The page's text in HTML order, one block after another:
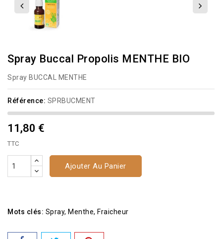
Spray Buccal Propolis MENTHE BIO
Spray BUCCAL MENTHE
Référence: SPRBUCMENT
11,80 €
TTC
Ajouter Au Panier
Mots clés: Spray Menthe Fraicheur